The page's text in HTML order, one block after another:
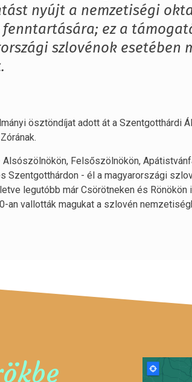
nyújt a nemzetiségi
ez a
szlovénok esetében
ösztöndíjat adott át a Szentgotthárdi
Felsőszölnökön,
Szentgotthárdon - él a magyarországi
legutóbb már Csörötneken és
an vallották magukat a szlovén